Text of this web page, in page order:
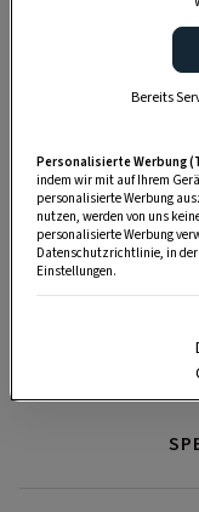
Bereits
Personalisierte Werbung
indem wir mit auf Ihrem
personalisierte Werbung
nutzen, werden von uns
personalisierte Werbung
Datenschutzrichtlinie, in der
Einstellungen.